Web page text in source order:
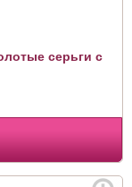
серьги с